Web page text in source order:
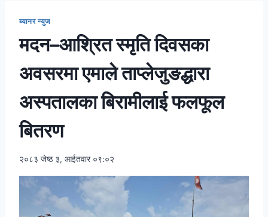
ब्यानर न्युज
मदन–आश्रित स्मृति दिवसका
अवसरमा एमाले ताप्लेजुङद्धारा
अस्पतालका बिरामीलाई फलफूल
बितरण
२०८३ जेष्ठ ३, आईतवार ०९:०२